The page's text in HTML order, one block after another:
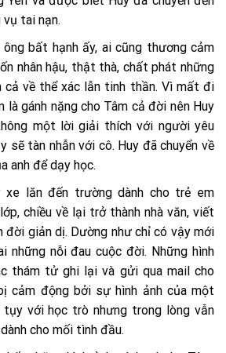
tai nạn.
bất hạnh ấy, ai cũng thương cảm
nhân hậu, thật thà, chất phát những
cả về thể xác lẫn tinh thần. Vì mất đi
là gánh nặng cho Tâm cả đời nên Huy
một lời giải thích với người yêu
sẽ tàn nhẫn với cô. Huy đã chuyển về
anh để dạy học.
xe lăn đến trường dành cho trẻ em
chiều về lại trở thành nhà văn, viết
đời giản dị. Dường như chỉ có vậy mới
những nỗi đau cuộc đời. Những hình
thám tử ghi lại và gửi qua mail cho
cảm động bởi sự hình ảnh của một
với học trò nhưng trong lòng vẫn
cho mối tình đầu.